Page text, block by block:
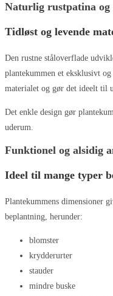
Naturlig rustpatina
Tidløst og levende
Den rustne ståloverflade
plantekummen et eksklusivt
materialet og gør det ideelt til
Det enkle design gør
uderum.
Funktionel og alsidig
Ideel til mange typer
Plantekummens dimensioner
beplantning, herunder:
blomster
krydderurter
stauder
mindre buske